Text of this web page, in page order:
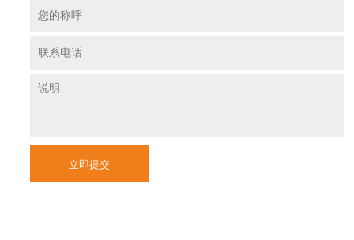
立即提交